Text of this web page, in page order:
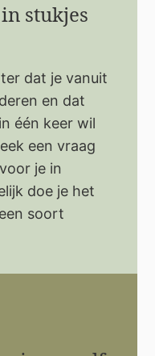
stukjes
dat je vanuit
en dat
één keer wil
een vraag
je in
doe je het
soort